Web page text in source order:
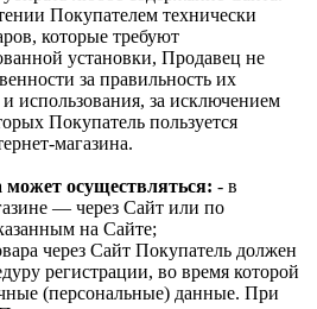
Покупателем технически
которые требуют
установки, Продавец не
за правильность их
использования, за исключением
Покупатель пользуется
магазина.
может осуществляться: - в
— через Сайт или по
на Сайте;
через Сайт Покупатель должен
регистрации, во время которой
(персональные) данные. При